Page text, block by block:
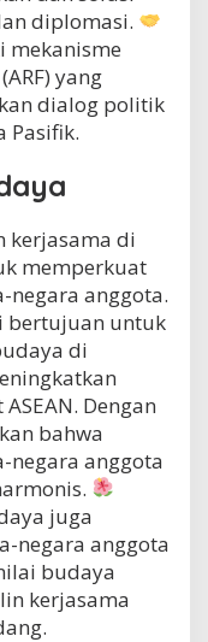
diplomasi.
mekanisme
yang
dialog politik
Pasifik.
kerjasama di
memperkuat
negara anggota.
bertujuan untuk
di
Dengan
bahwa
negara anggota
juga
negara anggota
budaya
kerjasama